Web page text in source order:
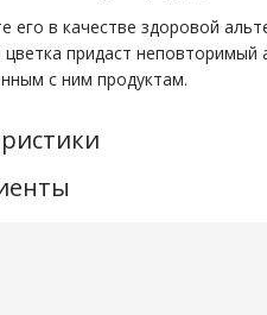
его в качестве здоровой
цветка придаст
с ним продуктам.